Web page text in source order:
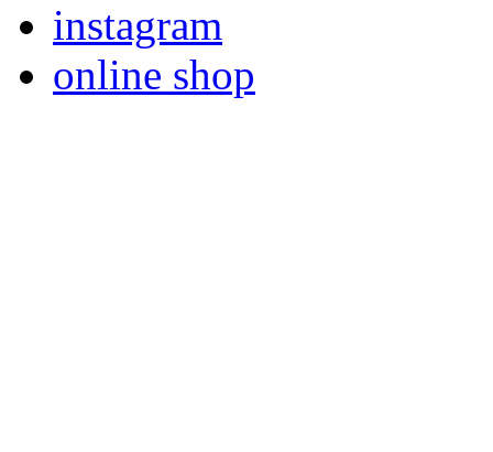
instagram
online shop